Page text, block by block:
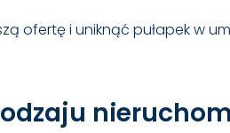
ofertę i uniknąć pułapek w